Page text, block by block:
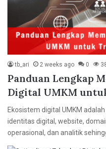
tb_ari 2 weeks ago 0
Panduan Lengkap
Digital UMKM
Ekosistem digital UMKM
identitas digital, website,
operasional, dan analitik